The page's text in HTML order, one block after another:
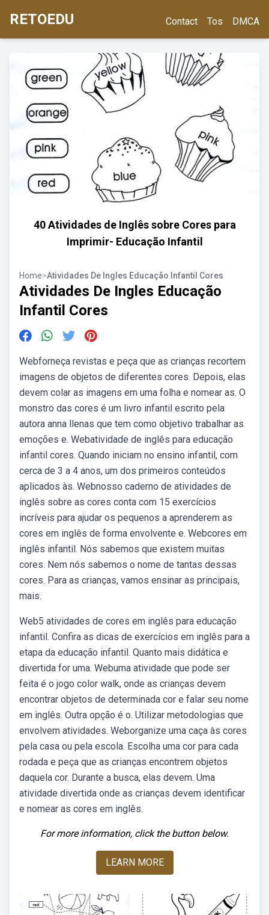
RETOEDU Contact Tos DMCA
40 Atividades de Inglês sobre Cores para
Imprimir- Educação Infantil
Home>Atividades De Ingles Educação Infantil Cores
Atividades De Ingles Educação
Infantil Cores
Webforneça revistas e peça que as crianças recortem
imagens de objetos de diferentes cores. Depois, elas
devem colar as imagens em uma folha e nomear as. O
monstro das cores é um livro infantil escrito pela
autora anna llenas que tem como objetivo trabalhar as
emoções e. Webatividade de inglês para educação
infantil cores. Quando iniciam no ensino infantil, com
cerca de 3 a 4 anos, um dos primeiros conteúdos
aplicados às. Webnosso caderno de atividades de
inglês sobre as cores conta com 15 exercícios
incríveis para ajudar os pequenos a aprenderem as
cores em inglês de forma envolvente e. Webcores em
inglês infantil. Nós sabemos que existem muitas
cores. Nem nós sabemos o nome de tantas dessas
cores. Para as crianças, vamos ensinar as principais,
mais.
Web5 atividades de cores em inglês para educação
infantil. Confira as dicas de exercícios em inglês para a
etapa da educação infantil. Quanto mais didática e
divertida for uma. Webuma atividade que pode ser
feita é o jogo color walk, onde as crianças devem
encontrar objetos de determinada cor e falar seu nome
em inglês. Outra opção é o. Utilizar metodologias que
envolvem atividades. Weborganize uma caça às cores
pela casa ou pela escola. Escolha uma cor para cada
rodada e peça que as crianças encontrem objetos
daquela cor. Durante a busca, elas devem. Uma
atividade divertida onde as crianças devem identificar
e nomear as cores em inglês.
For more information, click the button below.
LEARN MORE